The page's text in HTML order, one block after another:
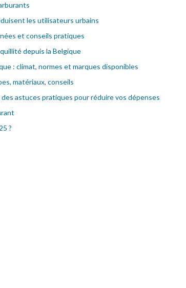
les utilisateurs urbains
et conseils pratiques
depuis la Belgique
: climat, normes et marques disponibles
matériaux, conseils
astuces pratiques pour réduire vos dépenses
?